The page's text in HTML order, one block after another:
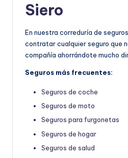
Siero
En nuestra correduría de
contratar cualquier seguro que
compañía ahorrándote mucho
Seguros más frecuentes:
Seguros de coche
Seguros de moto
Seguros para furgonetas
Seguros de hogar
Seguros de salud